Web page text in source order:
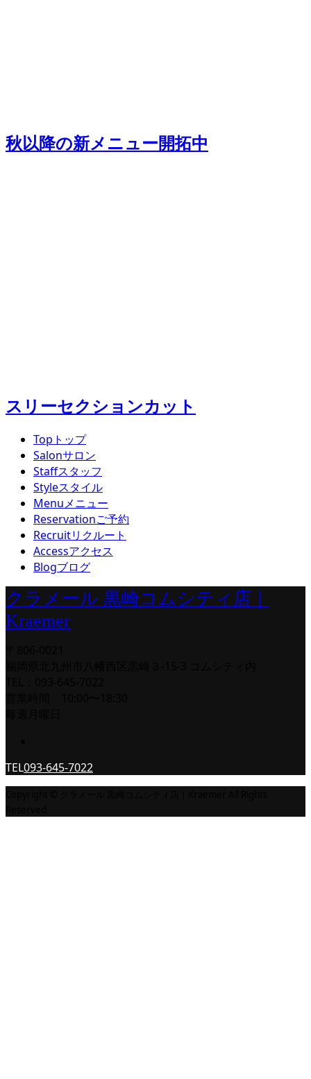
秋以降の新メニュー開拓中
スリーセクションカット
Top トップ
Salonサロン
Staffスタッフ
Styleスタイル
Menuメニュー
Reservationご予約
Recruitリクルート
Accessアクセス
Blogブログ
クラメール 黒崎コムシティ店｜
Kraemer
TEL093-645-7022